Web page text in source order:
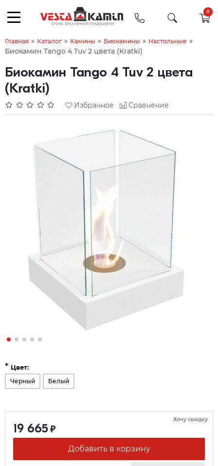
0
Главная » Каталог » Камины » Биокамины » Настольные »
Биокамин Tango 4 Tuv 2 цвета (Kratki)
Биокамин Tango 4 Tuv 2 цвета
(Kratki)
Избранное Сравнение
* Цвет:
Черный Белый
19 665₽
Добавить в корзину
Хочу скидку